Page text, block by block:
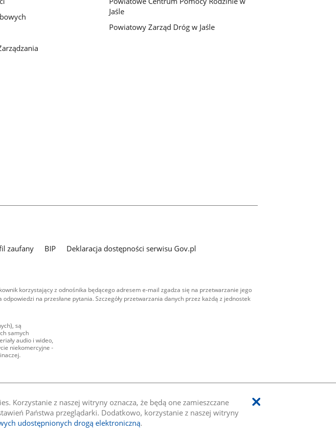
Korzystanie z naszej witryny oznacza, że będą one zamieszczane
Państwa przeglądarki. Dodatkowo, korzystanie z naszej witryny
udostępnionych drogą elektroniczną.
Jaśle
Powiatowy Zarząd Dróg w Jaśle
zaufany BIP
Deklaracja dostępności serwisu Gov.pl
korzystający z odnośnika będącego adresem e-mail zgadza się na przetwarzanie jego
na przesłane pytania. Szczegóły przetwarzania danych przez każdą z jednostek
są
samych
audio i wideo,
niekomercyjne -